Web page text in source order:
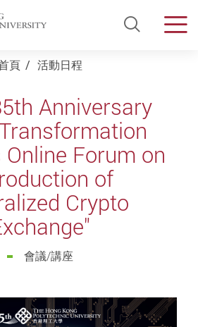
Open
頁 活動日程
Anniversary
Forum on
of
Crypto
會議/講座